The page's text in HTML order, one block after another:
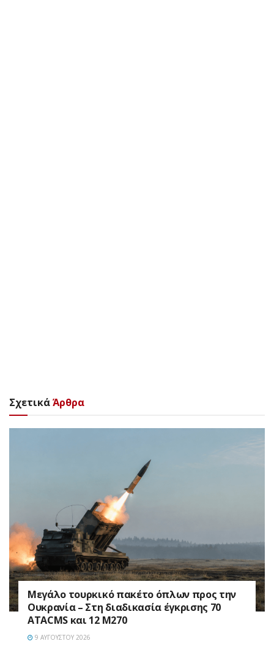
ΣχετικάΆρθρα
Μεγάλο τουρκικό πακέτο όπλων προς την
Ουκρανία – Στη διαδικασία έγκρισης 70
ATACMS και 12 M270
9 ΑΥΓΟΎΣΤΟΥ 2026